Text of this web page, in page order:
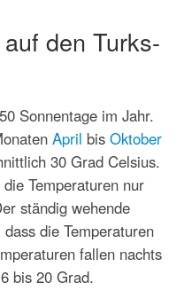
den Turks-
Sonnentage im Jahr.
April bis Oktober
30 Grad Celsius.
Temperaturen nur
ständig wehende
die Temperaturen
fallen nachts
bis 20 Grad.